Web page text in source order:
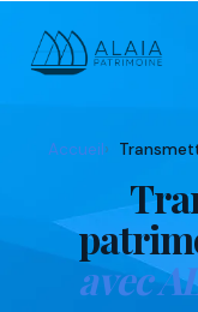
Accueil
avec